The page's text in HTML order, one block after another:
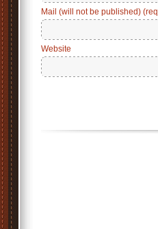
Mail (will not be published)
Website